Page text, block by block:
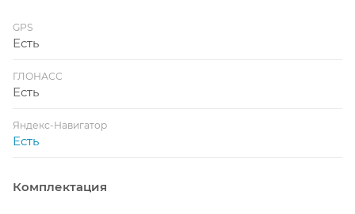
GPS
Есть
ГЛОНАСС
Есть
Яндекс-Навигатор
Есть
Комплектация